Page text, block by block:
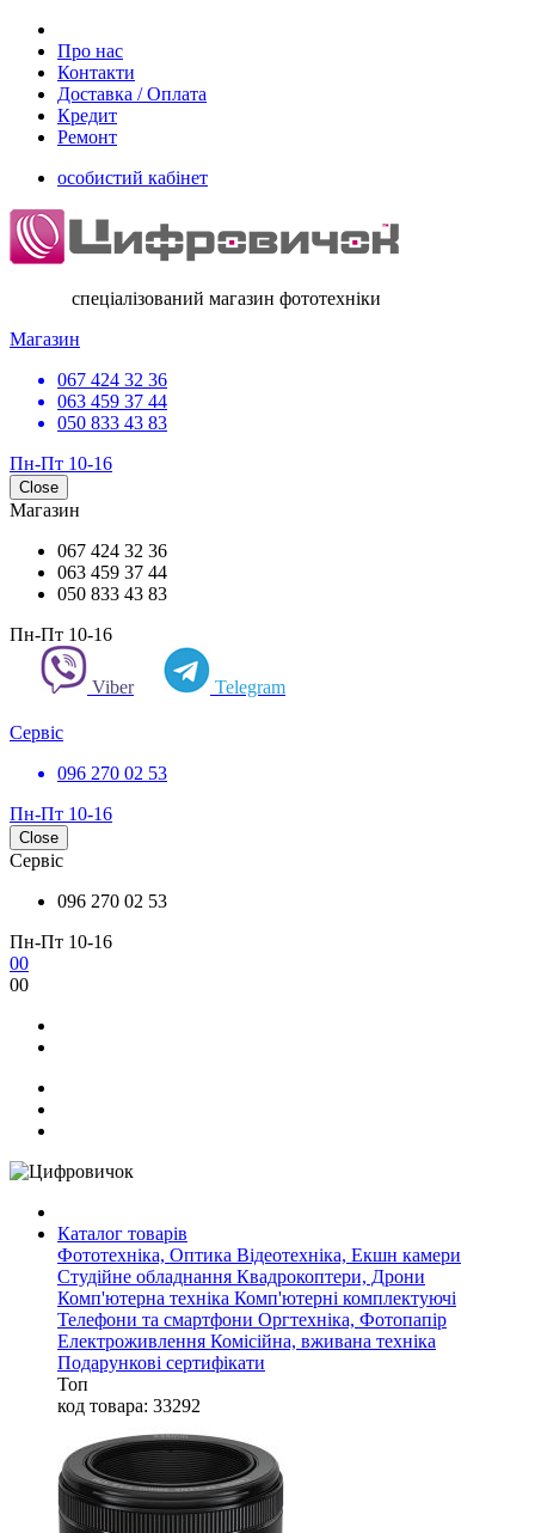
Про нас
Контакти
Доставка / Оплата
Кредит
Ремонт
особистий кабінет
спеціалізований магазин фототехніки
Магазин
067 424 32 36
063 459 37 44
050 833 43 83
Пн-Пт 10-16
Close
Магазин
067 424 32 36
063 459 37 44
050 833 43 83
Пн-Пт 10-16
Viber Telegram
Сервіс
096 270 02 53
Пн-Пт 10-16
Close
Сервіс
096 270 02 53
Пн-Пт 10-16
00
00
Каталог товарів
Фототехніка, Оптика Відеотехніка, Екшн камери
Студійне обладнання Квадрокоптери, Дрони
Комп'ютерна техніка Комп'ютерні комплектуючі
Телефони та смартфони Оргтехніка, Фотопапір
Електроживлення Комісійна, вживана техніка
Подарункові сертифікати
Топ
код товара: 33292